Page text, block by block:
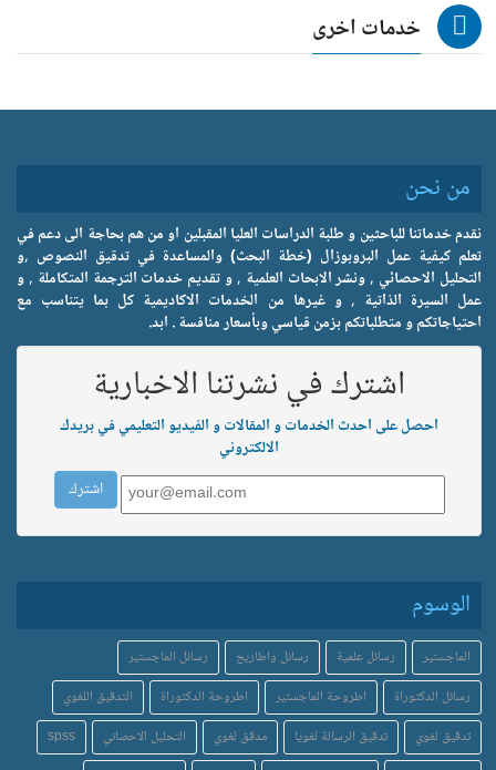
خدمات اخرى
من نحن
نقدم خدماتنا للباحثين و طلبة الدراسات العليا المقبلين او من هم بحاجة الى دعم في
تعلم كيفية عمل البروبوزال (خطة البحث) والمساعدة في تدقيق النصوص ,و
التحليل الاحصائي , ونشر الابحاث العلمية , و تقديم خدمات الترجمة المتكاملة , و
عمل السيرة الذاتية , و غيرها من الخدمات الاكاديمية كل بما يتناسب مع
احتياجاتكم و متطلباتكم بزمن قياسي وبأسعار منافسة . ابد.
اشترك في نشرتنا الاخبارية
احصل على احدث الخدمات و المقالات و الفيديو التعليمي في بريدك
الالكتروني
الوسوم
الماجستير رسائل علمية رسائل واطاريح
رسائل الماجستير
رسائل الدكتوراة
اطروحة الماجستير اطروحة الدكتوراة
التدقيق اللغوي
تدقيق لغوي
تدقيق الرسالة لغويا مدقق لغوي التحليل الاحصائي
spss